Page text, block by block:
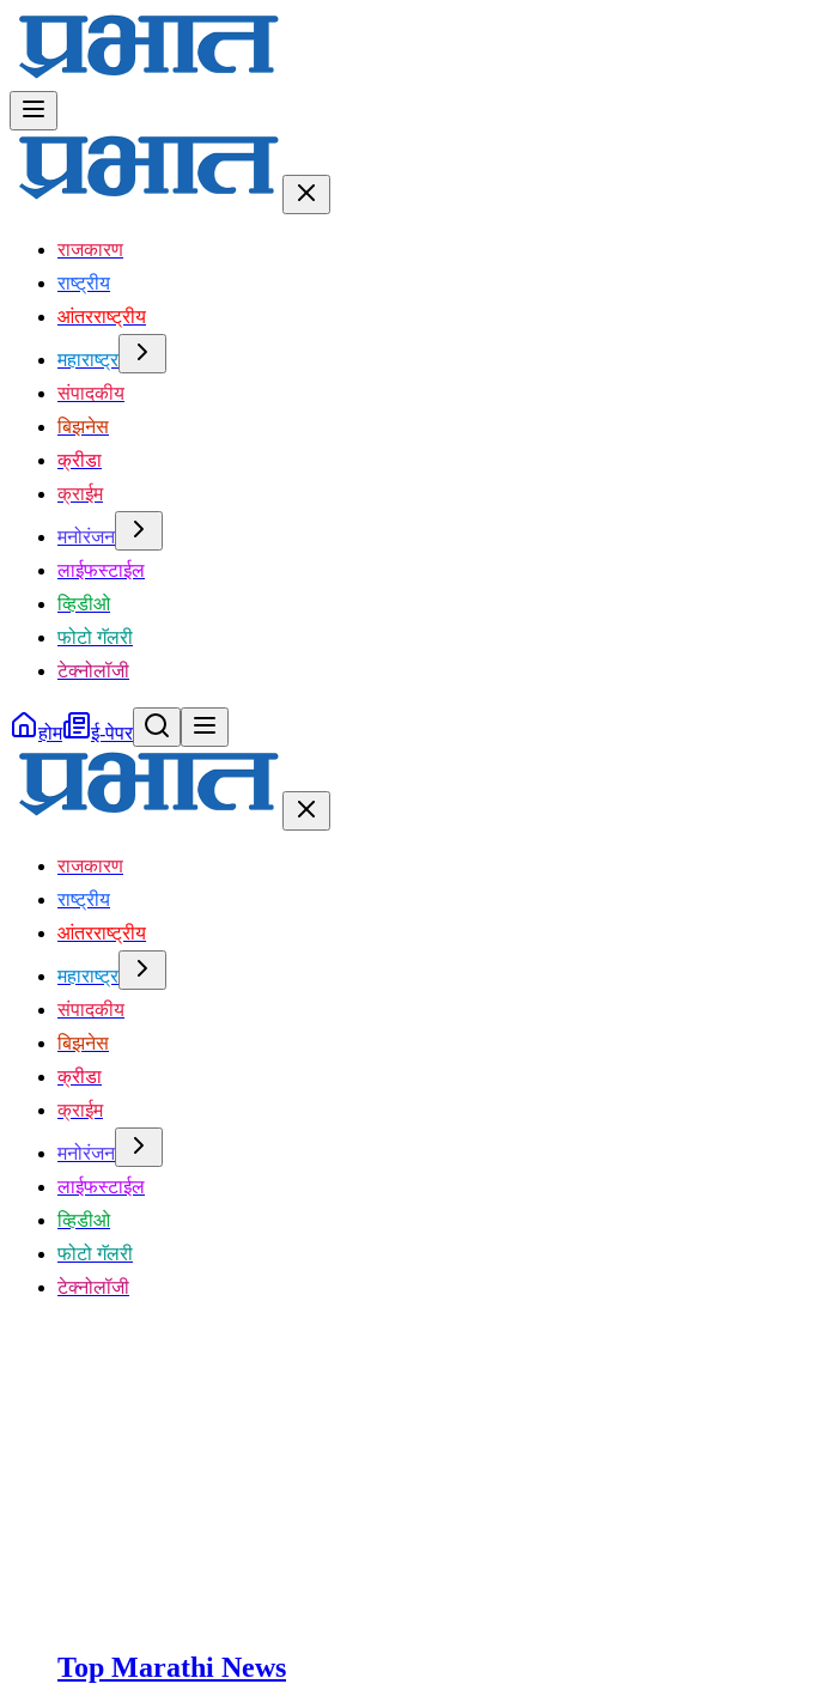
राजकारण
राष्ट्रीय
आंतरराष्ट्रीय
महाराष्ट्र
संपादकीय
बिझनेस
क्रीडा
क्राईम
मनोरंजन
लाईफस्टाईल
व्हिडीओ
फोटो गॅलरी
टेक्नोलॉजी
होम ई-पेपर
राजकारण
राष्ट्रीय
आंतरराष्ट्रीय
महाराष्ट्र
संपादकीय
बिझनेस
क्रीडा
क्राईम
मनोरंजन
लाईफस्टाईल
व्हिडीओ
फोटो गॅलरी
टेक्नोलॉजी
Top Marathi News